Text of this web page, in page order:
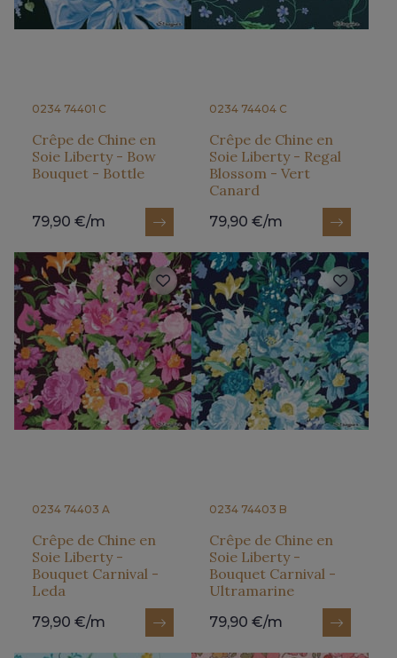
0234 74401 C
Crêpe de Chine en
Soie Liberty - Bow
Bouquet - Bottle
79,90 €/m
0234 74404 C
Crêpe de Chine en
Soie Liberty - Regal
Blossom - Vert
Canard
79,90 €/m
0234 74403 A
Crêpe de Chine en
Soie Liberty -
Bouquet Carnival -
Leda
79,90 €/m
0234 74403 B
Crêpe de Chine en
Soie Liberty -
Bouquet Carnival -
Ultramarine
79,90 €/m